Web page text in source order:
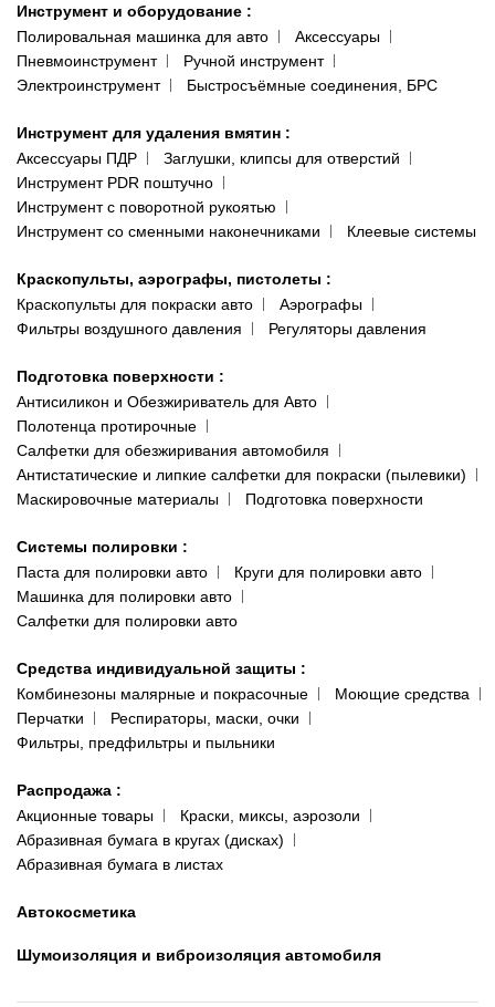
Инструмент и оборудование :
Полировальная машинка для авто
Аксессуары
Пневмоинструмент
Ручной инструмент
Электроинструмент
Быстросъёмные соединения, БРС
Инструмент для удаления вмятин :
Аксессуары ПДР
Заглушки, клипсы для отверстий
Инструмент PDR поштучно
Инструмент с поворотной рукоятью
Инструмент со сменными наконечниками
Клеевые системы
Краскопульты, аэрографы, пистолеты :
Краскопульты для покраски авто
Аэрографы
Фильтры воздушного давления
Регуляторы давления
Подготовка поверхности :
Антисиликон и Обезжириватель для Авто
Полотенца протирочные
Салфетки для обезжиривания автомобиля
Антистатические и липкие салфетки для покраски (пылевики)
Маскировочные материалы
Подготовка поверхности
Системы полировки :
Паста для полировки авто
Круги для полировки авто
Машинка для полировки авто
Салфетки для полировки авто
Средства индивидуальной защиты :
Комбинезоны малярные и покрасочные
Моющие средства
Перчатки
Респираторы, маски, очки
Фильтры, предфильтры и пыльники
Распродажа :
Акционные товары
Краски, миксы, аэрозоли
Абразивная бумага в кругах (дисках)
Абразивная бумага в листах
Автокосметика
Шумоизоляция и виброизоляция автомобиля